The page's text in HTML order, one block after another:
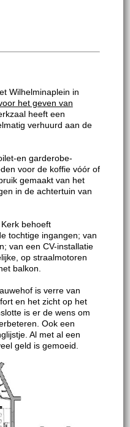
Wilhelminaplein in
het geven van
heeft een
verhuurd aan de
en garderobe-
voor de koffie vóór of
gemaakt van het
in de achtertuin van
behoeft
tochtige ingangen; van
van een CV-installatie
op straalmotoren
balkon.
is verre van
en het zicht op het
is er de wens om
Ook een
Al met al een
geld is gemoeid.